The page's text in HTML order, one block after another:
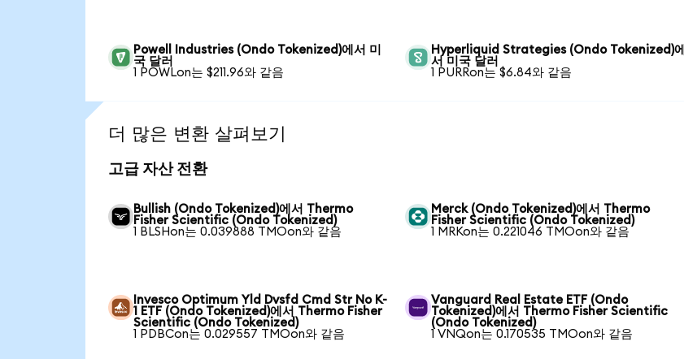
Powell Industries (Ondo Tokenized)에서 미
국 달러
1 POWLon는 $211.96와 같음
Hyperliquid Strategies (Ondo Tokenized)에
서 미국 달러
1 PURRon는 $6.84와 같음
더 많은 변환 살펴보기
고급 자산 전환
Bullish (Ondo Tokenized)에서 Thermo
Fisher Scientific (Ondo Tokenized)
1 BLSHon는 0.039888 TMOon와 같음
Merck (Ondo Tokenized)에서 Thermo
Fisher Scientific (Ondo Tokenized)
1 MRKon는 0.221046 TMOon와 같음
Invesco Optimum Yld Dvsfd Cmd Str No K-
1 ETF (Ondo Tokenized)에서 Thermo Fisher
Scientific (Ondo Tokenized)
1 PDBCon는 0.029557 TMOon와 같음
Vanguard Real Estate ETF (Ondo
Tokenized)에서 Thermo Fisher Scientific
(Ondo Tokenized)
1 VNQon는 0.170535 TMOon와 같음